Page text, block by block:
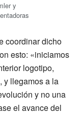
y
coordinar dicho
esto: «iniciamos
logotipo,
y llegamos a la
y no una
el avance del